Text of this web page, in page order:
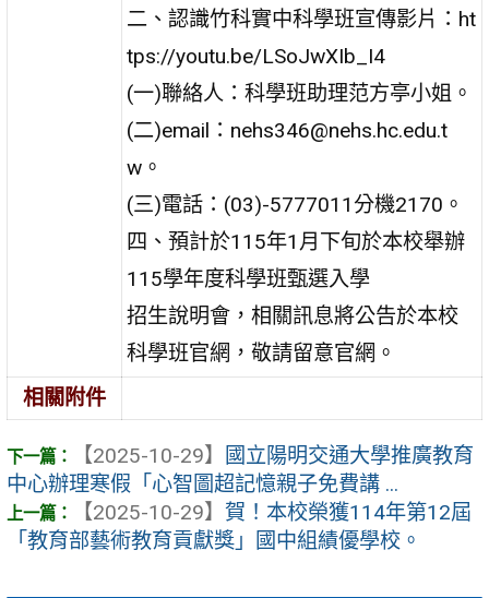
二、認識竹科實中科學班宣傳影片：ht
tps://youtu.be/LSoJwXIb_I4
(一)聯絡人：科學班助理范方亭小姐。
(二)email：nehs346@nehs.hc.edu.t
w。
(三)電話：(03)-5777011分機2170。
四、預計於115年1月下旬於本校舉辦
115學年度科學班甄選入學
招生說明會，相關訊息將公告於本校
科學班官網，敬請留意官網。
相關附件
【2025-10-29】
國立陽明交通大學推廣教育
中心辦理寒假「心智圖超記憶親子免費講 ...
【2025-10-29】 賀！本校榮獲114年第12屆
「教育部藝術教育貢獻獎」國中組績優學校。